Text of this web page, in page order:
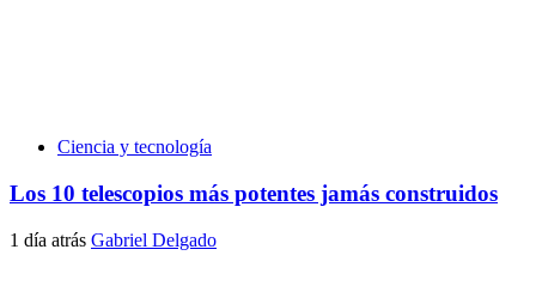
Ciencia y tecnología
Los 10 telescopios más potentes jamás construidos
1 día atrás Gabriel Delgado